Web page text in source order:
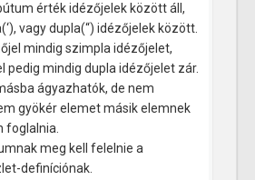
érték idézőjelek között áll,
vagy dupla(“) idézőjelek között.
mindig szimpla idézőjelet,
pedig mindig dupla idézőjelet zár.
ágyazhatók, de nem
gyökér elemet másik elemnek
foglalnia.
meg kell felelnie a
definíciónak.